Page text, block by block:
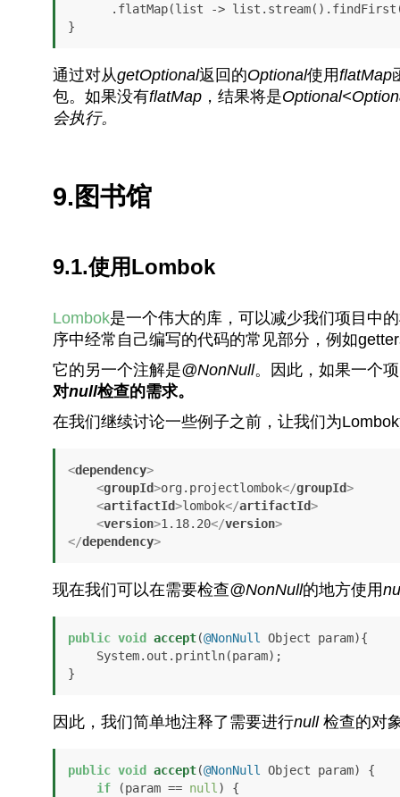
}
通过对从getOptional返回的Optional使用flatMap
包。如果没有flatMap，结果将是
会执行。
9.图书馆
9.1.使用Lombok
Lombok是一个伟大的库，可以减少我们项目中
序中经常自己编写的代码的常见部分，例如
它的另一个注解是@NonNull。因此，如果一个
对null检查的需求。
在我们继续讨论一些例子之前，让我们为
<dependency>
<groupId>org.projectlombok</groupId>
<artifactId>lombok</artifactId>
<version>1.18.20</version>
</dependency>
现在我们可以在需要检查@NonNull的地方使用
public void accept(@NonNull Object param){
}
因此，我们简单地注释了需要进行null 检查的对
public void accept(@NonNull Object param)
{
if (param == null ) {